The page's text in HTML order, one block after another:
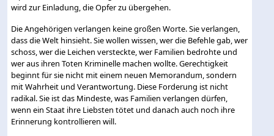
wird zur Einladung, die Opfer zu übergehen.
Die Angehörigen verlangen keine großen Worte. Sie verlangen,
dass die Welt hinsieht. Sie wollen wissen, wer die Befehle gab, wer
schoss, wer die Leichen versteckte, wer Familien bedrohte und
wer aus ihren Toten Kriminelle machen wollte. Gerechtigkeit
beginnt für sie nicht mit einem neuen Memorandum, sondern
mit Wahrheit und Verantwortung. Diese Forderung ist nicht
radikal. Sie ist das Mindeste, was Familien verlangen dürfen,
wenn ein Staat ihre Liebsten tötet und danach auch noch ihre
Erinnerung kontrollieren will.